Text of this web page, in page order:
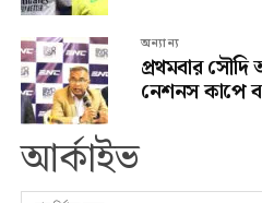
অন্যান্য
প্রথমবার
নেশনস কাপে
আর্কাইভ